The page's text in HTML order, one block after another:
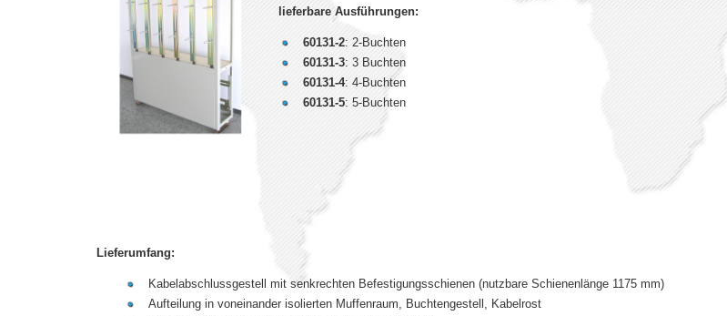
lieferbare Ausführungen:
60131-2: 2-Buchten
60131-3: 3 Buchten
60131-4: 4-Buchten
60131-5: 5-Buchten
Lieferumfang:
Kabelabschlussgestell mit senkrechten Befestigungsschienen (nutzbare Schienenlänge 1175 mm)
Aufteilung in voneinander isolierten Muffenraum, Buchtengestell, Kabelrost